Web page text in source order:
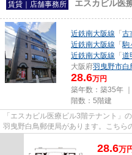
賃貸｜店舗事務所 エスカビル医
近鉄南大阪線 「 古
近鉄南大阪線 「駒
近鉄南大阪線 「 道
大阪府羽曳野市白
28.6万円
築年数：築35年
階数：5階建
「エスカビル医療ビル3階テナント」
羽曳野白鳥郵便局があります。こちら
28.6万